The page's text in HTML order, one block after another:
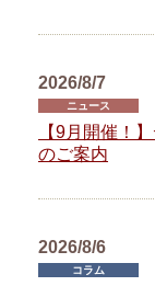
2026/8/7
ニュース
【9月開催！
のご案内
2026/8/6
コラム